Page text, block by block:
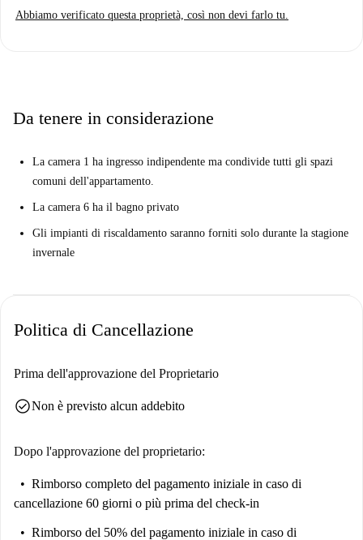
Abbiamo verificato questa proprietà, così non devi farlo tu.
Da tenere in considerazione
La camera 1 ha ingresso indipendente ma condivide tutti gli spazi
comuni dell'appartamento.
La camera 6 ha il bagno privato
Gli impianti di riscaldamento saranno forniti solo durante la stagione
invernale
Politica di Cancellazione
Prima dell'approvazione del Proprietario
check_circleNon è previsto alcun addebito
Dopo l'approvazione del proprietario:
Rimborso completo del pagamento iniziale in caso di
cancellazione 60 giorni o più prima del check-in
Rimborso del 50% del pagamento iniziale in caso di